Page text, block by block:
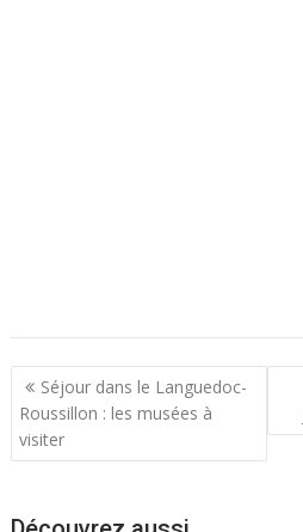
N
a
v
g
Séjour dans le Languedoc-
Roussillon : les musées à
visiter